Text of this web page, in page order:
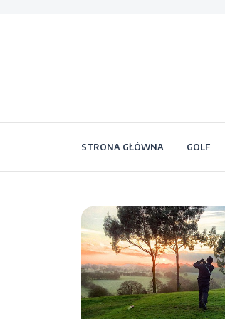
STRONA GŁÓWNA GOLF